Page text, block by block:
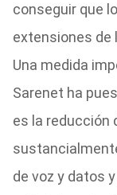
conseguir que
extensiones de
Una medida
Sarenet ha
es la reducción
de voz y datos